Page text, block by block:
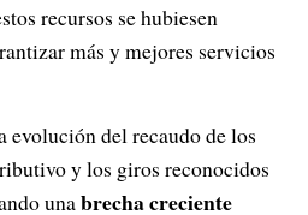
recursos se hubiesen
más y mejores servicios
evolución del recaudo de los
y los giros reconocidos
unabrecha creciente